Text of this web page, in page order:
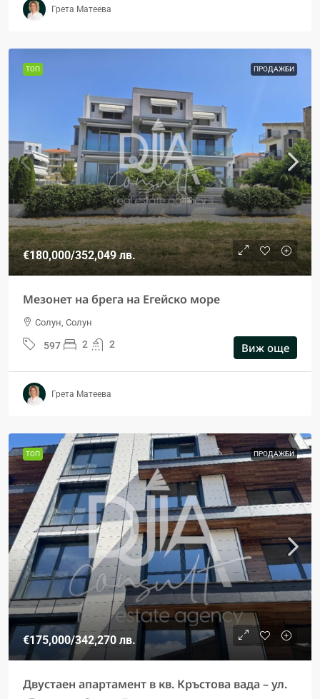
Грета Матеева
ТОП ПРОДАЖБИ
€180,000/352,049 лв.
Мезонет на брега на Егейско море
Солун, Солун
597 2 2 Виж още
Грета Матеева
ТОП ПРОДАЖБИ
€175,000/342,270 лв.
Двустаен апартамент в кв. Кръстова вада – ул.